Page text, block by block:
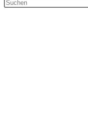
umschalten